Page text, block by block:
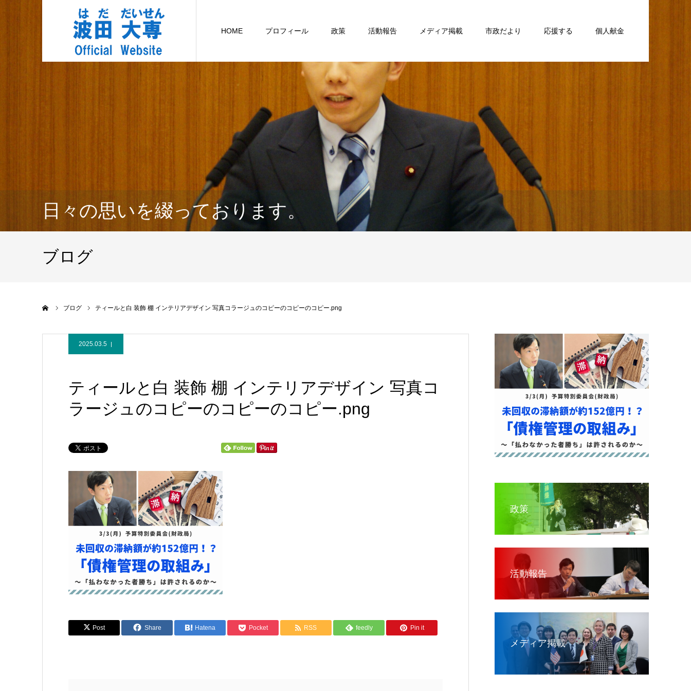
HOME プロフィール 政策 活動報告 メディア掲載 市政だより 応援する 個人献金
日々の思いを綴っております。
ブログ
ブログ ティールと白 装飾 棚 インテリアデザイン 写真コラージュのコピーのコピーのコピー.png
2025.03.5
ティールと白 装飾 棚 インテリアデザイン 写真コ
ラージュのコピーのコピーのコピー.png
Post Share Hatena Pocket RSS feedly Pin it
政策
活動報告
メディア掲載